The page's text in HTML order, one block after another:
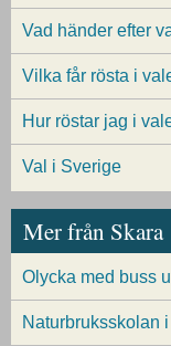
Vad händer efter
Vilka får rösta i
Hur röstar jag i
Val i Sverige
Mer från Skara
Olycka med buss
Naturbruksskolan